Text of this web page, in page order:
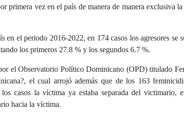
primera vez en el país de manera de manera exclusiva
en el periodo 2016-2022, en 174 casos los agresores se
los primeros 27.8 % y los segundos 6.7 %.
el Observatorio Político Dominicano (OPD) titulado
el cual arrojó además que de los 163
casos la víctima ya estaba separada del victimario,
hacia la víctima.